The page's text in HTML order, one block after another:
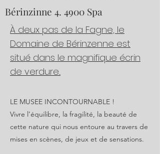
Bérinzinne 4. 4900 Spa
À deux pas de la Fagne, le
Domaine de Bérinzenne est
situé dans le magnifique écrin
de verdure...
LE MUSEE INCONTOURNABLE !
Vivre l’équilibre, la fragilité, la beauté de
cette nature qui nous entoure au travers de
mises en scènes, de jeux et de sensations.